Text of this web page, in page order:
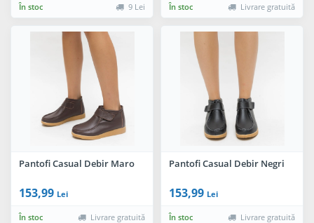
În stoc 9 Lei În stoc Livrare gratuită
Pantofi Casual Debir Maro
153,99 Lei
În stoc Livrare gratuită
Pantofi Casual Debir Negri
153,99 Lei
În stoc Livrare gratuită